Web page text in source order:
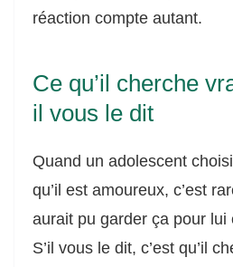
réaction compte autant.
Ce qu’il cherche
il vous le dit
Quand un adolescent
qu’il est amoureux, c’est
aurait pu garder ça pour lui
S’il vous le dit, c’est qu’il